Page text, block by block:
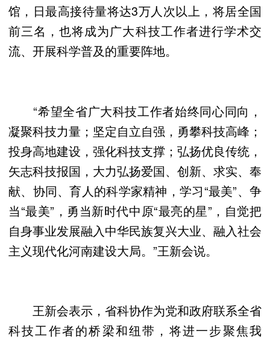
馆，日最高接待量将达3万人次以上，将居全国
前三名，也将成为广大科技工作者进行学术交
流、开展科学普及的重要阵地。
“希望全省广大科技工作者始终同心同向，
凝聚科技力量；坚定自立自强，勇攀科技高峰；
投身高地建设，强化科技支撑；弘扬优良传统，
矢志科技报国，大力弘扬爱国、创新、求实、奉
献、协同、育人的科学家精神，学习“最美”、争
当“最美”，勇当新时代中原“最亮的星”，自觉把
自身事业发展融入中华民族复兴大业、融入社会
主义现代化河南建设大局。”王新会说。
王新会表示，省科协作为党和政府联系全省
科技工作者的桥梁和纽带，将进一步聚焦我